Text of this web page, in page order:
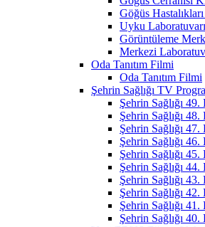
Göğüs
Uyku Laboratuvarı
Görüntüleme
Merkezi
Oda Tanıtım Filmi
Oda Tanıtım Filmi
Şehrin Sağlığı TV
Şehrin Sağlığı
Şehrin Sağlığı
Şehrin Sağlığı
Şehrin Sağlığı
Şehrin Sağlığı
Şehrin Sağlığı
Şehrin Sağlığı
Şehrin Sağlığı
Şehrin Sağlığı
Şehrin Sağlığı